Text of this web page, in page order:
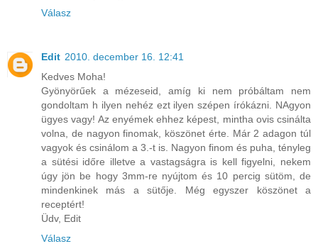
Válasz
Edit 2010. december 16. 12:41
Kedves Moha!
Gyönyörűek a mézeseid, amíg ki nem próbáltam nem
gondoltam h ilyen nehéz ezt ilyen szépen írókázni. NAgyon
ügyes vagy! Az enyémek ehhez képest, mintha ovis csinálta
volna, de nagyon finomak, köszönet érte. Már 2 adagon túl
vagyok és csinálom a 3.-t is. Nagyon finom és puha, tényleg
a sütési időre illetve a vastagságra is kell figyelni, nekem
úgy jön be hogy 3mm-re nyújtom és 10 percig sütöm, de
mindenkinek más a sütője. Még egyszer köszönet a
receptért!
Üdv, Edit
Válasz